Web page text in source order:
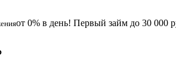
от 0% в день! Первый займ до 30 000